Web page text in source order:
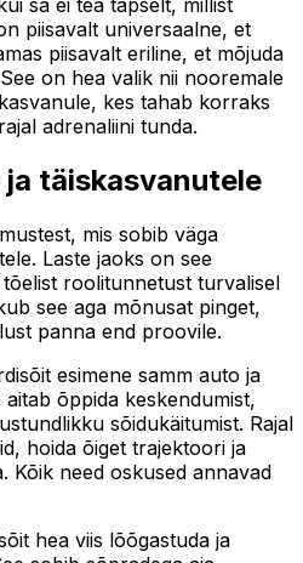
sa ei tea täpselt, millist
piisavalt universaalne, et
piisavalt eriline, et mõjuda
on hea valik nii nooremale
kes tahab korraks
adrenaliini tunda.
täiskasvanutele
mis sobib väga
Laste jaoks on see
roolitunnetust turvalisel
see aga mõnusat pinget,
panna end proovile.
esimene samm auto ja
õppida keskendumist,
sõidukäitumist. Rajal
hoida õiget trajektoori ja
Kõik need oskused annavad
hea viis lõõgastuda ja